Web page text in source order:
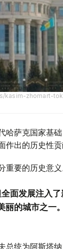
kasim-zhomart-
萨克国家基
出的历史性贡
要的历史意义
面发展注入了
丽的城市之一
统为阿斯塔纳